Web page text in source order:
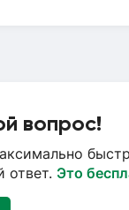
вопрос!
ответ. Это